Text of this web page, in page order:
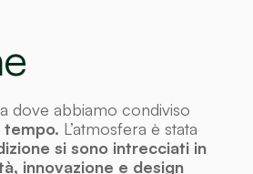
dove abbiamo condiviso
tempo. L’atmosfera è stata
si sono intrecciati in
innovazione e design